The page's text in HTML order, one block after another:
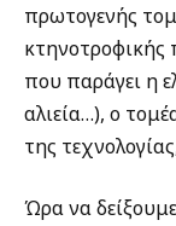
πρωτογενής
που παράγει η
αλιεία…), ο
της
Ώρα να